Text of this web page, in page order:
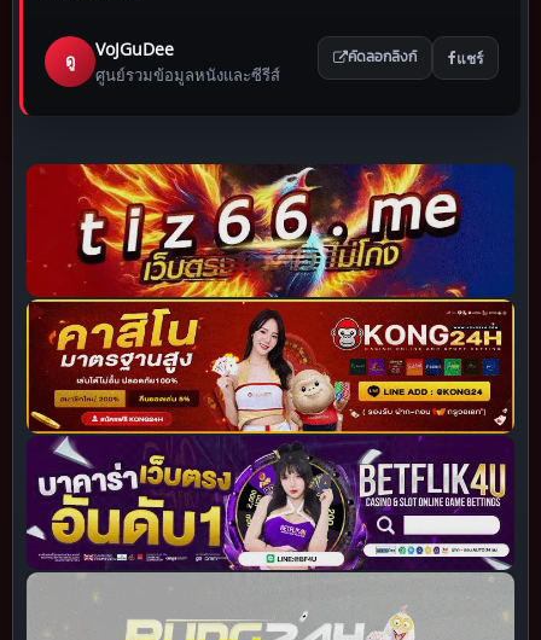
ดู
VoJGuDee
ศูนย์รวมข้อมูลหนังและซีรีส์
คัดลอกลิงก์ แชร์